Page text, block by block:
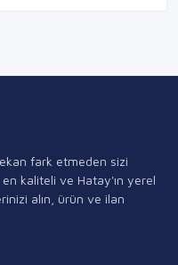
fark etmeden sizi
en kaliteli ve Hatay'ın yerel
alın, ürün ve ilan